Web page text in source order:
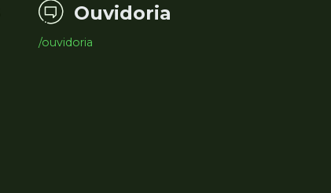
Ouvidoria
/ouvidoria